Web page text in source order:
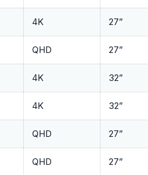
4K 27”
QHD 27”
4K 32”
4K 32”
QHD 27”
QHD 27”